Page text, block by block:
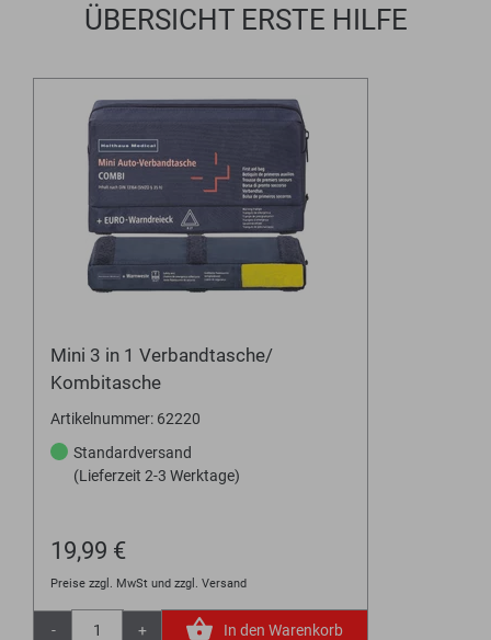
ÜBERSICHT ERSTE HILFE
Mini 3 in 1 Verbandtasche/
Kombitasche
Artikelnummer: 62220
Standardversand
(Lieferzeit 2-3 Werktage)
19,99 €
Preise zzgl. MwSt und zzgl. Versand
- + In den Warenkorb